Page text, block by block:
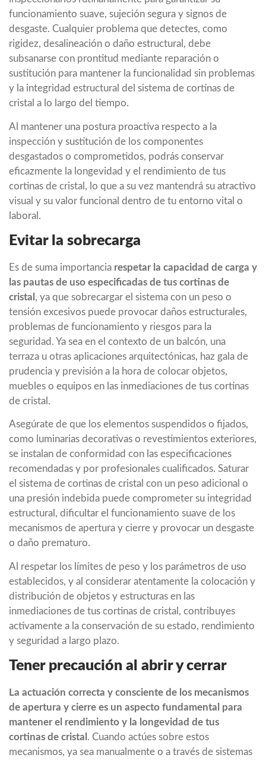
funcionamiento suave, sujeción segura y signos de
desgaste. Cualquier problema que detectes, como
rigidez, desalineación o daño estructural, debe
subsanarse con prontitud mediante reparación o
sustitución para mantener la funcionalidad sin problemas
y la integridad estructural del sistema de cortinas de
cristal a lo largo del tiempo.
Al mantener una postura proactiva respecto a la
inspección y sustitución de los componentes
desgastados o comprometidos, podrás conservar
eficazmente la longevidad y el rendimiento de tus
cortinas de cristal, lo que a su vez mantendrá su atractivo
visual y su valor funcional dentro de tu entorno vital o
laboral.
Evitar la sobrecarga
Es de suma importancia respetar la capacidad de carga y
las pautas de uso especificadas de tus cortinas de
cristal , ya que sobrecargar el sistema con un peso o
tensión excesivos puede provocar daños estructurales,
problemas de funcionamiento y riesgos para la
seguridad. Ya sea en el contexto de un balcón, una
terraza u otras aplicaciones arquitectónicas, haz gala de
prudencia y previsión a la hora de colocar objetos,
muebles o equipos en las inmediaciones de tus cortinas
de cristal.
Asegúrate de que los elementos suspendidos o fijados,
como luminarias decorativas o revestimientos exteriores,
se instalan de conformidad con las especificaciones
recomendadas y por profesionales cualificados. Saturar
el sistema de cortinas de cristal con un peso adicional o
una presión indebida puede comprometer su integridad
estructural, dificultar el funcionamiento suave de los
mecanismos de apertura y cierre y provocar un desgaste
o daño prematuro.
Al respetar los límites de peso y los parámetros de uso
establecidos, y al considerar atentamente la colocación y
distribución de objetos y estructuras en las
inmediaciones de tus cortinas de cristal, contribuyes
activamente a la conservación de su estado, rendimiento
y seguridad a largo plazo.
Tener precaución al abrir y cerrar
La actuación correcta y consciente de los mecanismos
de apertura y cierre es un aspecto fundamental para
mantener el rendimiento y la longevidad de tus
cortinas de cristal . Cuando actúes sobre estos
mecanismos, ya sea manualmente o a través de sistemas